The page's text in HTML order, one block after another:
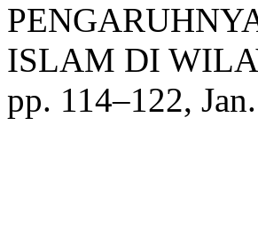
ISLAM DI
pp. 114–122,